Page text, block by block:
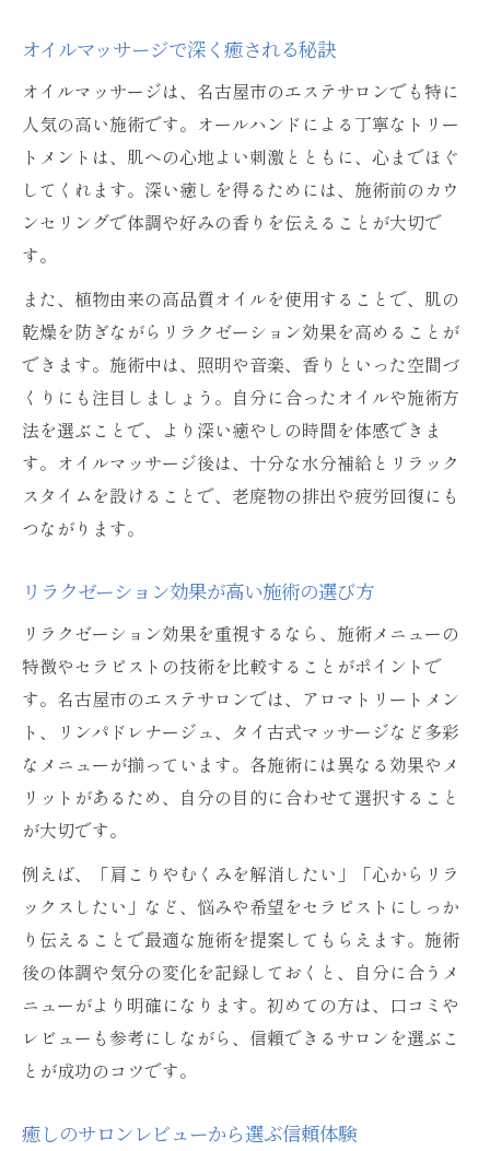
オイルマッサージで深く癒される秘訣
オイルマッサージは、名古屋市のエステサロンでも特に
人気の高い施術です。オールハンドによる丁寧なトリー
トメントは、肌への心地よい刺激とともに、心までほぐ
してくれます。深い癒しを得るためには、施術前のカウ
ンセリングで体調や好みの香りを伝えることが大切で
す。
また、植物由来の高品質オイルを使用することで、肌の
乾燥を防ぎながらリラクゼーション効果を高めることが
できます。施術中は、照明や音楽、香りといった空間づ
くりにも注目しましょう。自分に合ったオイルや施術方
法を選ぶことで、より深い癒やしの時間を体感できま
す。オイルマッサージ後は、十分な水分補給とリラック
スタイムを設けることで、老廃物の排出や疲労回復にも
つながります。
リラクゼーション効果が高い施術の選び方
リラクゼーション効果を重視するなら、施術メニューの
特徴やセラピストの技術を比較することがポイントで
す。名古屋市のエステサロンでは、アロマトリートメン
ト、リンパドレナージュ、タイ古式マッサージなど多彩
なメニューが揃っています。各施術には異なる効果やメ
リットがあるため、自分の目的に合わせて選択すること
が大切です。
例えば、「肩こりやむくみを解消したい」「心からリラ
ックスしたい」など、悩みや希望をセラピストにしっか
り伝えることで最適な施術を提案してもらえます。施術
後の体調や気分の変化を記録しておくと、自分に合うメ
ニューがより明確になります。初めての方は、口コミや
レビューも参考にしながら、信頼できるサロンを選ぶこ
とが成功のコツです。
癒しのサロンレビューから選ぶ信頼体験